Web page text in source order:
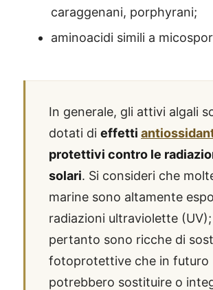
caraggenani, porphyrani;
aminoacidi simili a
In generale, gli attivi algali
dotati di effetti
protettivi contro le
solari. Si consideri che
marine sono altamente
radiazioni ultraviolette (UV);
pertanto sono ricche di
fotoprotettive che in futuro
potrebbero sostituire o